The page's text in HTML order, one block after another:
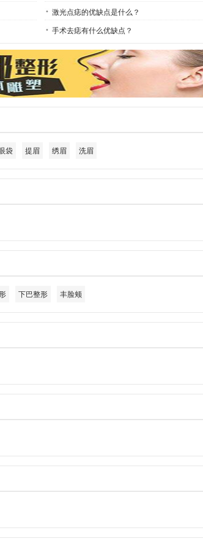
激光点痣的优缺点是什么？
手术去痣有什么优缺点？
袋 提眉 绣眉 洗眉
下巴整形 丰脸颊